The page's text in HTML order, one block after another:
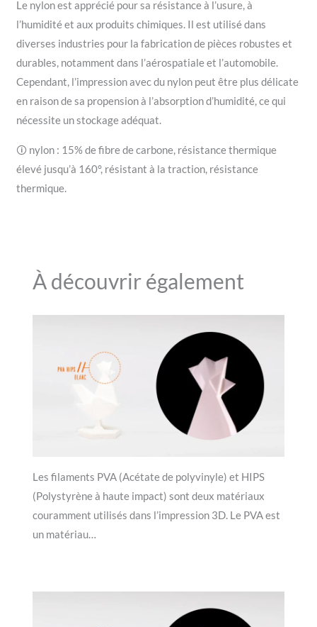
Le nylon est apprécié pour sa résistance à l’usure, à
l’humidité et aux produits chimiques. Il est utilisé dans
diverses industries pour la fabrication de pièces robustes et
durables, notamment dans l’aérospatiale et l’automobile.
Cependant, l’impression avec du nylon peut être plus délicate
en raison de sa propension à l’absorption d’humidité, ce qui
nécessite un stockage adéquat.
🛈 nylon : 15% de fibre de carbone, résistance thermique
élevé jusqu’à 160°, résistant à la traction, résistance
thermique.
À découvrir également
Les filaments PVA (Acétate de polyvinyle) et HIPS
(Polystyrène à haute impact) sont deux matériaux
couramment utilisés dans l’impression 3D. Le PVA est
un matériau…